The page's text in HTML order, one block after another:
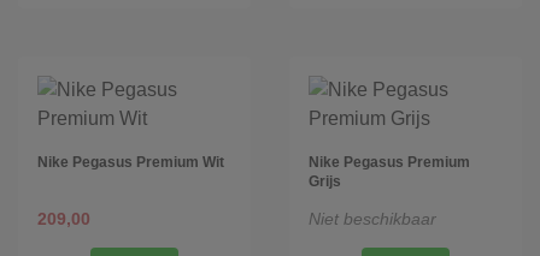
Nike Pegasus Premium Wit
209,00
Nike Pegasus Premium
Grijs
Niet beschikbaar